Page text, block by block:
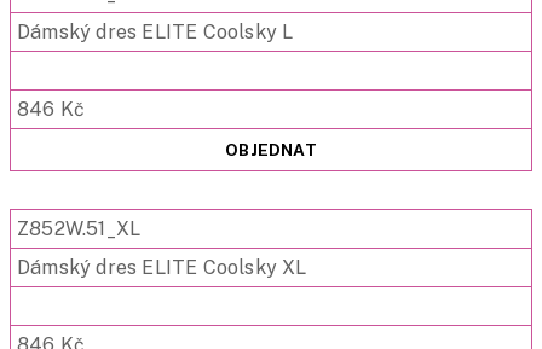
Dámský dres ELITE Coolsky L
846 Kč
OBJEDNAT
Z852W.51_XL
Dámský dres ELITE Coolsky XL